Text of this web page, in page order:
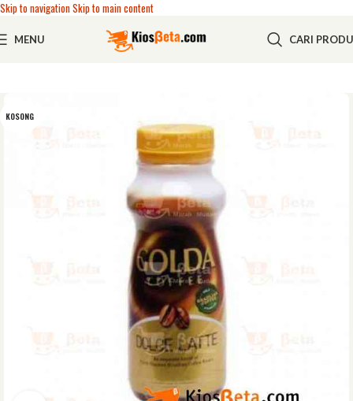
Skip to navigationSkip to main content
MENU CARI
KOSONG